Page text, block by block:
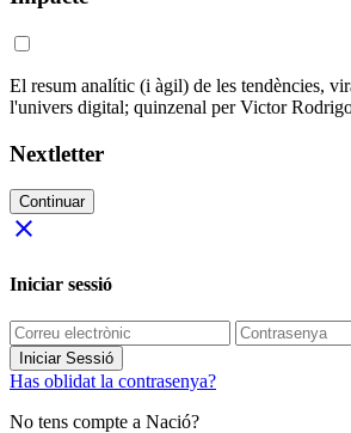
El resum analític (i àgil) de les tendències,
l'univers digital; quinzenal per Victor
Nextletter
Continuar
close
Iniciar sessió
Iniciar Sessió
Has oblidat la contrasenya?
No tens compte a Nació?